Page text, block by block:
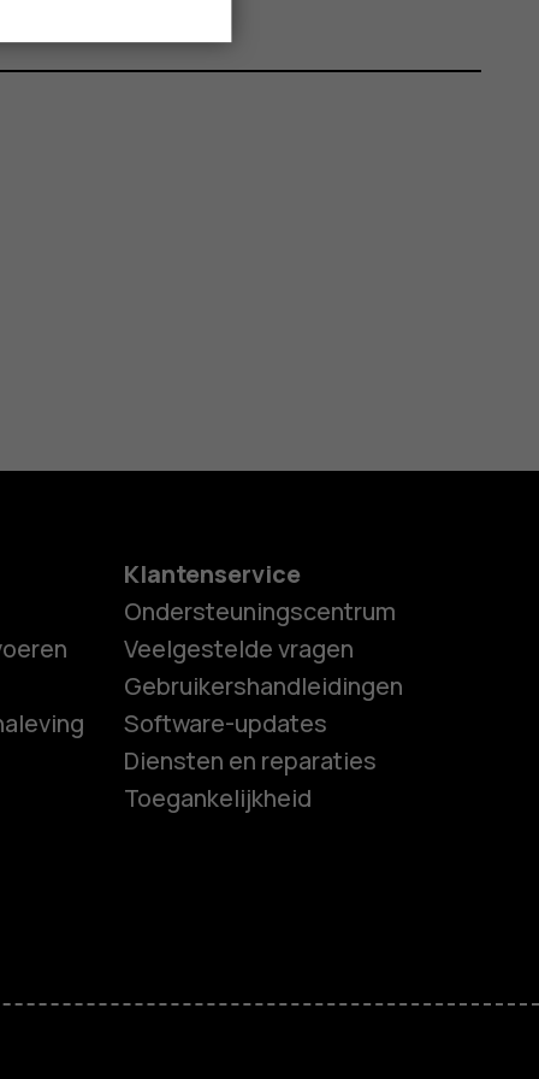
Klantenservice
Ondersteuningscentrum
Veelgestelde vragen
Gebruikershandleidingen
Software-updates
Diensten en reparaties
Toegankelijkheid